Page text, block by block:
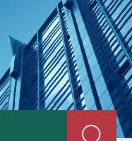
兔载脂蛋白B（apo-B）